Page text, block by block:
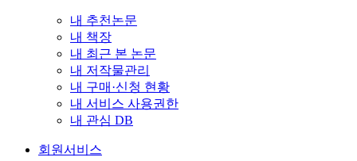
내 추천논문
내 책장
내 최근 본 논문
내 저작물관리
내 구매·신청 현황
내 서비스 사용권한
내 관심 DB
회원서비스